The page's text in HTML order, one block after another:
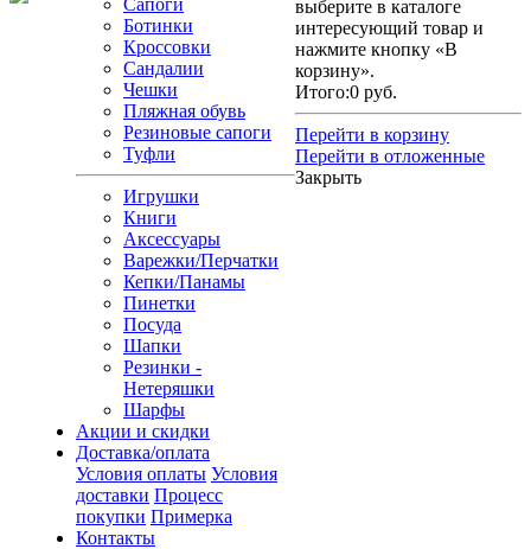
Сапоги
Ботинки
Кроссовки
Сандалии
Чешки
Пляжная обувь
Резиновые сапоги
Туфли
Игрушки
Книги
Аксессуары
Варежки/Перчатки
Кепки/Панамы
Пинетки
Посуда
Шапки
Резинки -
Нетеряшки
Шарфы
Акции и скидки
Доставка/оплата
Условия оплаты Условия
доставки Процесс
покупки Примерка
Контакты
выберите в каталоге
интересующий товар и
нажмите кнопку «В
корзину».
Итого:0 руб.
Перейти в корзину
Перейти в отложенные
Закрыть